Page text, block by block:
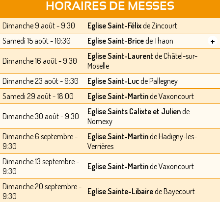
HORAIRES DE MESSES
Dimanche 9 août - 9:30 Eglise Saint-Félixde Zincourt
Samedi 15 août - 10:30
Eglise Saint-Bricede Thaon +
Dimanche 16 août - 9:30 Eglise Saint-Laurent de Châtel-sur-
Moselle
Dimanche 23 août - 9:30
Eglise Saint-Lucde Pallegney
Samedi 29 août - 18:00
Eglise Saint-Martinde Vaxoncourt
Dimanche 30 août - 9:30 Eglise Saints Calixte et Juliende
Nomexy
Dimanche 6 septembre -
9:30
Eglise Saint-Martinde Hadigny-les-
Verrières
Dimanche 13 septembre -
9:30
Eglise Saint-Martinde Vaxoncourt
Dimanche 20 septembre -
9:30
Eglise Sainte-Libairede Bayecourt